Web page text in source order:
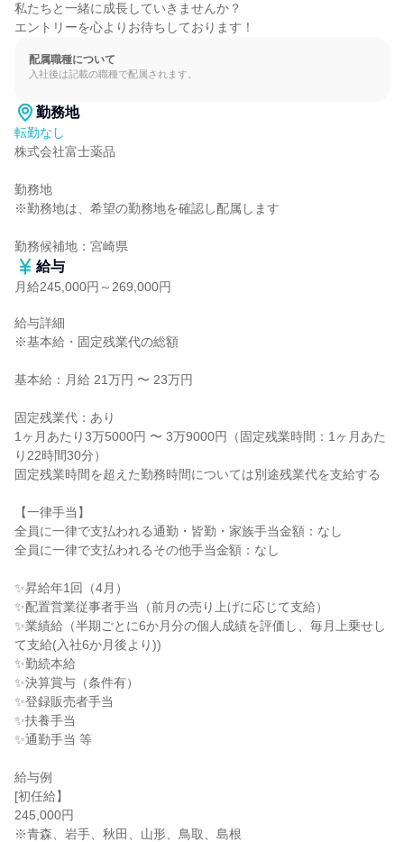
私たちと一緒に成長していきませんか？
エントリーを心よりお待ちしております！
配属職種について
入社後は記載の職種で配属されます。
勤務地
転勤なし
株式会社富士薬品
勤務地
※勤務地は、希望の勤務地を確認し配属します
勤務候補地：宮崎県
給与
月給245,000円～269,000円
給与詳細
※基本給・固定残業代の総額
基本給：月給 21万円 〜 23万円
固定残業代：あり
1ヶ月あたり3万5000円 〜 3万9000円（固定残業時間：1ヶ月あた
り22時間30分）
固定残業時間を超えた勤務時間については別途残業代を支給する
【一律手当】
全員に一律で支払われる通勤・皆勤・家族手当金額：なし
全員に一律で支払われるその他手当金額：なし
✨昇給年1回（4月）
✨配置営業従事者手当（前月の売り上げに応じて支給）
✨業績給（半期ごとに6か月分の個人成績を評価し、毎月上乗せし
て支給(入社6か月後より))
✨勤続本給
✨決算賞与（条件有）
✨登録販売者手当
✨扶養手当
✨通勤手当 等
給与例
[初任給】
245,000円
※青森、岩手、秋田、山形、鳥取、島根